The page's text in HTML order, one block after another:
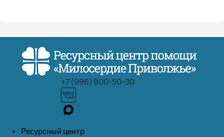
+7 (996) 900-50-30
Ресурcный центр